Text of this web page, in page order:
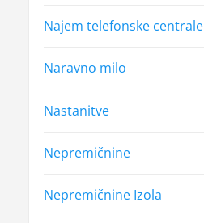
Najem telefonske centrale
Naravno milo
Nastanitve
Nepremičnine
Nepremičnine Izola